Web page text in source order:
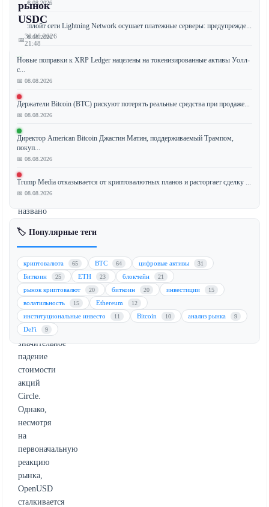
рынок
USDC
📅30.06.2026
21:48
Недавнее
объявление
о
запуске
OpenUSD,
нового
протокола
стейблкоинов,
было
названо
угрозой»
USDC
от
Circle
(USDC),
что
вызвало
значительное
падение
стоимости
акций
Circle.
Однако,
несмотря
на
первоначальную
реакцию
рынка,
OpenUSD
сталкивается
📅 08.08.2026
Эксплойт сети Lightning Network осушает платежные серверы: предупрежде...
📅 08.08.2026
Новые поправки к XRP Ledger нацелены на токенизированные активы Уолл-
с...
📅 08.08.2026
Держатели Bitcoin (BTC) рискуют потерять реальные средства при продаже...
📅 08.08.2026
Директор American Bitcoin Джастин Матин, поддерживаемый Трампом,
покуп...
📅 08.08.2026
Trump Media отказывается от криптовалютных планов и расторгает сделку ...
📅 08.08.2026
🏷️ Популярные теги
криптовалюта 65 BTC 64 цифровые активы 31
Биткоин 25 ETH 23 блокчейн 21
рынок криптовалют 20 биткоин 20 инвестиции 15
волатильность 15 Ethereum 12
институциональные инвесто 11 Bitcoin 10 анализ рынка 9
DeFi 9